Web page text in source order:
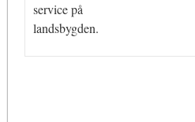
service på
landsbygden.